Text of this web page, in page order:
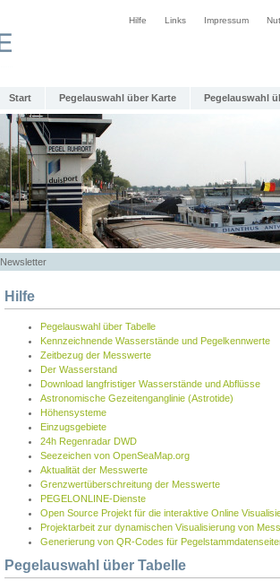
Hilfe Links Impressum
Start Pegelauswahl über Karte Pegelauswahl
Newsletter
Hilfe
Pegelauswahl über Tabelle
Kennzeichnende Wasserstände und Pegelkennwerte
Zeitbezug der Messwerte
Der Wasserstand
Download langfristiger Wasserstände und Abflüsse
Astronomische Gezeitenganglinie (Astrotide)
Höhensysteme
Einzugsgebiete
24h Regenradar DWD
Seezeichen von OpenSeaMap.org
Aktualität der Messwerte
Grenzwertüberschreitung der Messwerte
PEGELONLINE-Dienste
Open Source Projekt für die interaktive Online
Projektarbeit zur dynamischen Visualisierung von
Generierung von QR-Codes für
Pegelauswahl über Tabelle